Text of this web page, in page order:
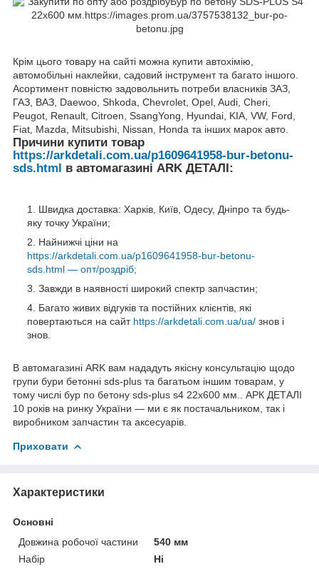
Крім цього товару на сайті можна купити автохімію,
автомобільні наклейки, садовий інструмент та багато іншого.
Асортимент повністю задовольнить потреби власників ЗАЗ,
ГАЗ, ВАЗ, Daewoo, Shkoda, Chevrolet, Opel, Audi, Cheri,
Peugot, Renault, Citroen, SsangYong, Hyundai, KIA, VW, Ford,
Fiat, Mazda, Mitsubishi, Nissan, Honda та інших марок авто.
Причини купити товар
https://arkdetali.com.ua/p1609641958-bur-betonu-
sds.html в автомагазині ARK ДЕТАЛІ:
Швидка доставка: Харків, Київ, Одесу, Дніпро та будь-
яку точку України;
Найнижчі ціни на
https://arkdetali.com.ua/p1609641958-bur-betonu-
sds.html — опт/роздріб;
Завжди в наявності широкий спектр запчастин;
Багато живих відгуків та постійних клієнтів, які
повертаються на сайт https://arkdetali.com.ua/ua/ знов і
знов.
В автомагазині ARK вам нададуть якісну консультацію щодо
групи бури бетонні sds-plus та багатьом іншим товарам, у
тому числі бур по бетону sds-plus s4 22x600 мм.. АРК ДЕТАЛІ
10 років на ринку України — ми є як постачальником, так і
виробником запчастин та аксесуарів.
Приховати
Характеристики
Основні
Довжина робочої частини
540 мм
Набір
Ні